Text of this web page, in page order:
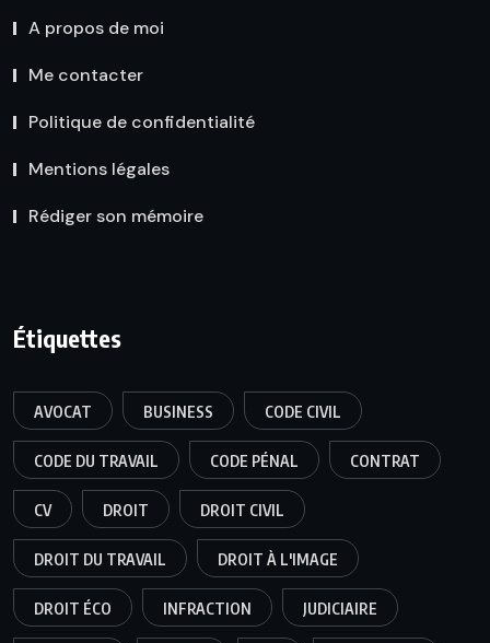
A propos de moi
Me contacter
Politique de confidentialité
Mentions légales
Rédiger son mémoire
Étiquettes
AVOCAT BUSINESS CODE CIVIL
CODE DU TRAVAIL CODE PÉNAL CONTRAT
CV DROIT DROIT CIVIL
DROIT DU TRAVAIL DROIT À L'IMAGE
DROIT ÉCO INFRACTION JUDICIAIRE